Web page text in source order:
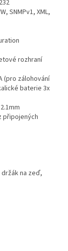
SNMPv1, XML,
rozhraní
(pro zálohování
baterie 3x
připojených
na zeď,